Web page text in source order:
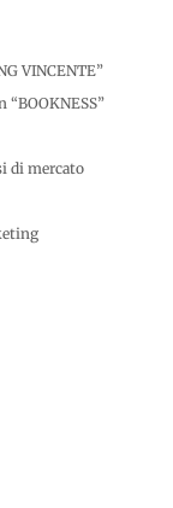
VINCENTE”
di mercato